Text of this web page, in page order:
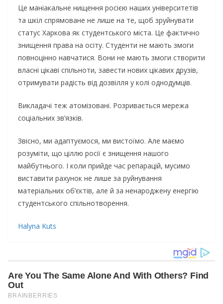
Це маніакальне нищення росією наших університетів
та шкіл спрямоване не лише на те, щоб зруйнувати
статус Харкова як студентського міста. Це фактично
знищення права на осіту. Студенти не мають змоги
повноцінно навчатися. Вони не мають змоги створити
власні цікаві спільноти, завести нових цікавих друзів,
отримувати радість від дозвілля у колі однодумців.
Викладачі теж атомізовані. Розривається мережа
соціальних зв’язків.
Звісно, ми адаптуємося, ми вистоїмо. Але маємо
розуміти, що ціллю росії є знищення нашого
майбутнього. І коли прийде час репарацій, мусимо
виставити рахунок не лише за руйнування
матеріальних об’єктів, але й за ненароджену енергію
студентського спільнотворення.
Halyna Kuts